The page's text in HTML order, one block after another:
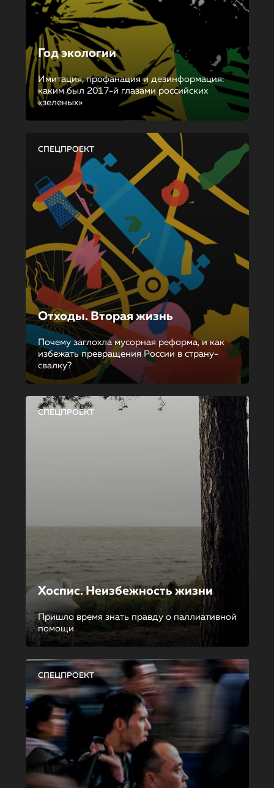
Год экологии
Имитация, профанация и дезинформация:
каким был 2017-й глазами российских
«зеленых»
СПЕЦПРОЕКТ
Отходы. Вторая жизнь
Почему заглохла мусорная реформа, и как
избежать превращения России в страну-
свалку?
СПЕЦПРОЕКТ
Хоспис. Неизбежность жизни
Пришло время знать правду о паллиативной
помощи
СПЕЦПРОЕКТ